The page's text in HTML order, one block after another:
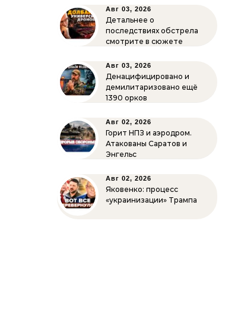
Авг 03, 2026
Детальнее о
последствиях обстрела
смотрите в сюжете
Авг 03, 2026
Денацифицировано и
демилитаризовано ещё
1390 орков
Авг 02, 2026
Горит НПЗ и аэродром.
Атакованы Саратов и
Энгельс
Авг 02, 2026
Яковенко: процесс
«украинизации» Трампа